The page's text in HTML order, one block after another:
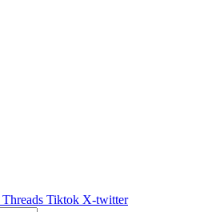
Threads Tiktok X-twitter